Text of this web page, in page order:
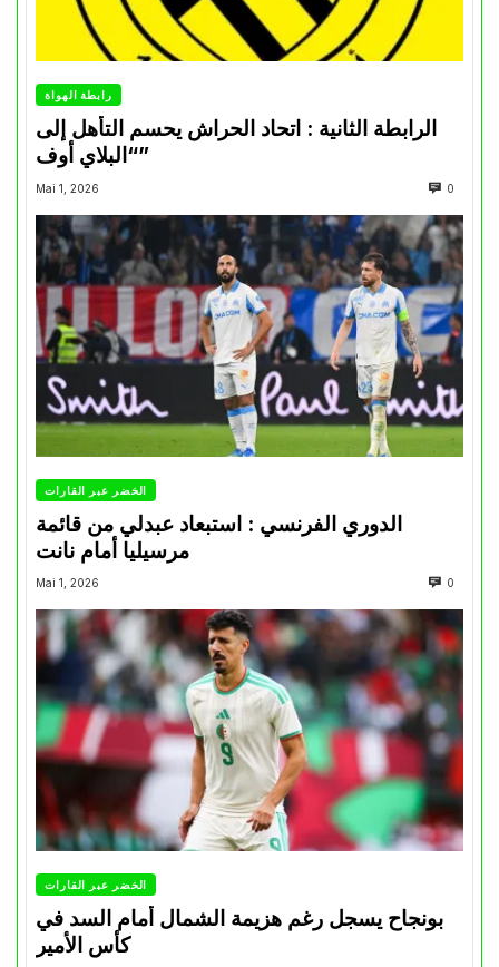
رابطة الهواة
الرابطة الثانية : اتحاد الحراش يحسم التأهل إلى
“البلاي أوف”
Mai 1, 2026 0
الخضر عبر القارات
الدوري الفرنسي : استبعاد عبدلي من قائمة
مرسيليا أمام نانت
Mai 1, 2026 0
الخضر عبر القارات
بونجاح يسجل رغم هزيمة الشمال أمام السد في
كأس الأمير